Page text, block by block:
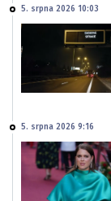
5. srpna 2026 10:03
5. srpna 2026 9:16